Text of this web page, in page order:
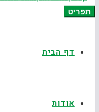
תפריט
דף הבית
אודות